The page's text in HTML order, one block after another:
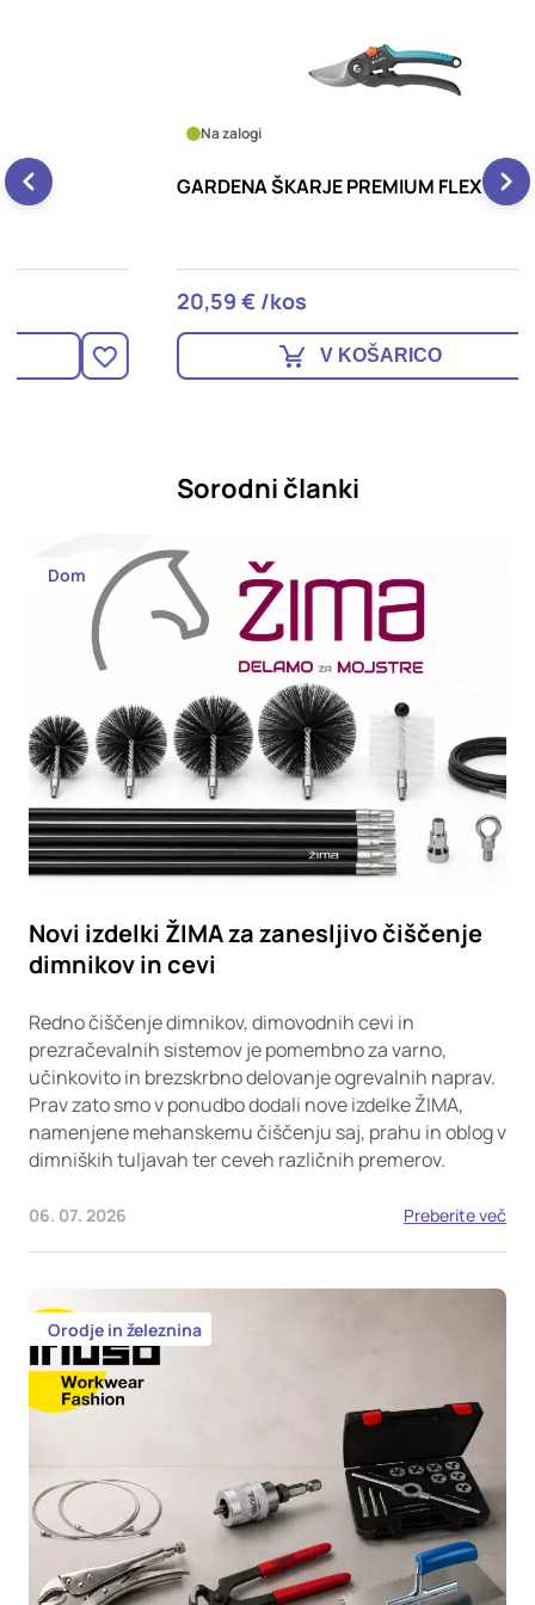
GARDENA ŠKARJE PREMIUM FLEX
20,59 € /kos
V KOŠARICO
Sorodni članki
Dom
Novi izdelki ŽIMA za zanesljivo čiščenje
dimnikov in cevi
Redno čiščenje dimnikov, dimovodnih cevi in
prezračevalnih sistemov je pomembno za varno,
učinkovito in brezskrbno delovanje ogrevalnih naprav.
Prav zato smo v ponudbo dodali nove izdelke ŽIMA,
namenjene mehanskemu čiščenju saj, prahu in oblog v
dimniških tuljavah ter ceveh različnih premerov.
06. 07. 2026 Preberite več
Orodje in železnina